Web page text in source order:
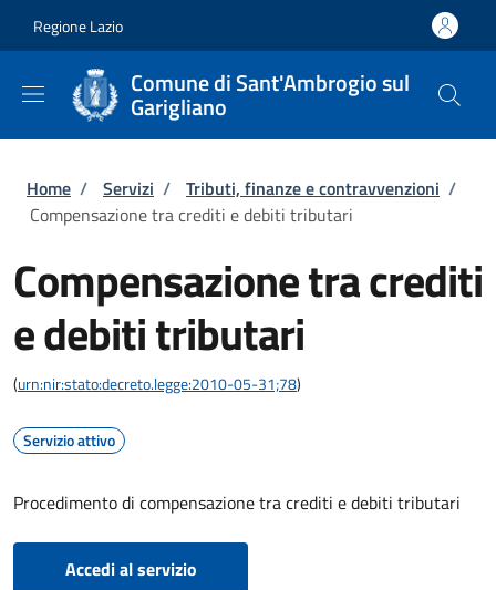
Regione Lazio
Comune di Sant'Ambrogio sul
Garigliano
Briciole di pane
Home / Servizi / Tributi, finanze e contravvenzioni /
Compensazione tra crediti e debiti tributari
Compensazione tra crediti
e debiti tributari
(urn:nir:stato:decreto.legge:2010-05-31;78)
Servizio attivo
Procedimento di compensazione tra crediti e debiti tributari
Accedi al servizio